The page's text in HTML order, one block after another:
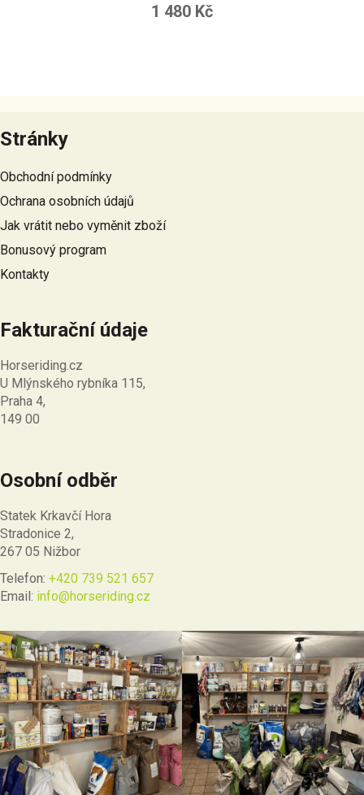
1 480 Kč
á
p
a
í
Stránky
Obchodní podmínky
Ochrana osobních údajů
Jak vrátit nebo vyměnit zboží
Bonusový program
Kontakty
Fakturační údaje
Horseriding.cz
U Mlýnského rybníka 115,
Praha 4,
149 00
Osobní odběr
Statek Krkavčí Hora
Stradonice 2,
267 05 Nižbor
Telefon: +420 739 521 657
Email: info@horseriding.cz